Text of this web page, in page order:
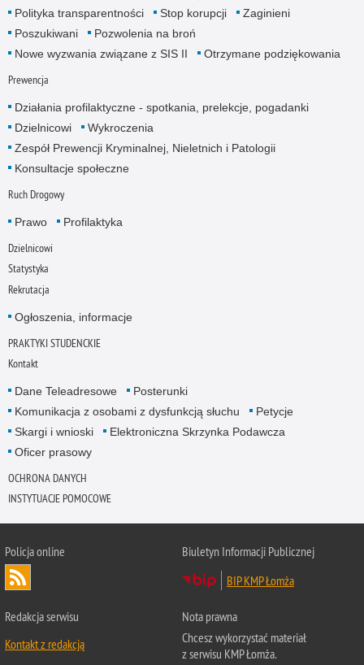
Polityka transparentności
Stop korupcji
Zaginieni
Poszukiwani
Pozwolenia na broń
Nowe wyzwania związane z SIS II
Otrzymane podziękowania
Prewencja
Działania profilaktyczne - spotkania, prelekcje, pogadanki
Dzielnicowi
Wykroczenia
Zespół Prewencji Kryminalnej, Nieletnich i Patologii
Konsultacje społeczne
Ruch Drogowy
Prawo Profilaktyka
Dzielnicowi
Statystyka
Rekrutacja
Ogłoszenia, informacje
PRAKTYKI STUDENCKIE
Kontakt
Dane Teleadresowe
Posterunki
Komunikacja z osobami z dysfunkcją słuchu
Petycje
Skargi i wnioski
Elektroniczna Skrzynka Podawcza
Oficer prasowy
OCHRONA DANYCH
INSTYTUACJE POMOCOWE
Policja online
Biuletyn Informacji Publicznej
BIP KMP Łomża
Redakcja serwisu
Kontakt z redakcją
Nota prawna
Chcesz wykorzystać materiał
z serwisu KMP Łomża.